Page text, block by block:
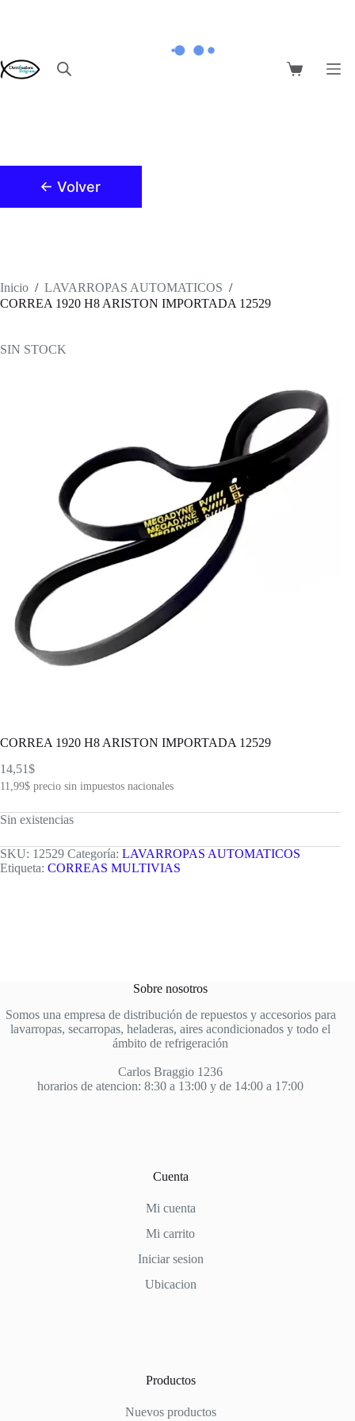
Carro
← Volver
Inicio / LAVARROPAS AUTOMATICOS /
CORREA 1920 H8 ARISTON IMPORTADA 12529
SIN STOCK
CORREA 1920 H8 ARISTON IMPORTADA 12529
14,51$
11,99$ precio sin impuestos nacionales
Sin existencias
SKU: 12529 Categoría: LAVARROPAS AUTOMATICOS
Etiqueta: CORREAS MULTIVIAS
Sobre nosotros
Somos una empresa de distribución de repuestos y accesorios para
lavarropas, secarropas, heladeras, aires acondicionados y todo el
ámbito de refrigeración
Carlos Braggio 1236
horarios de atencion: 8:30 a 13:00 y de 14:00 a 17:00
Cuenta
Mi cuenta
Mi carrito
Iniciar sesion
Ubicacion
Productos
Nuevos productos